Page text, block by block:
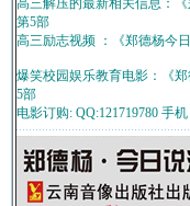
高三解压的最新相关信息：《
第5部
高三励志视频 ：《郑德杨今
爆笑校园娱乐教育电影：《
5部
电影订购: QQ:121719780 手